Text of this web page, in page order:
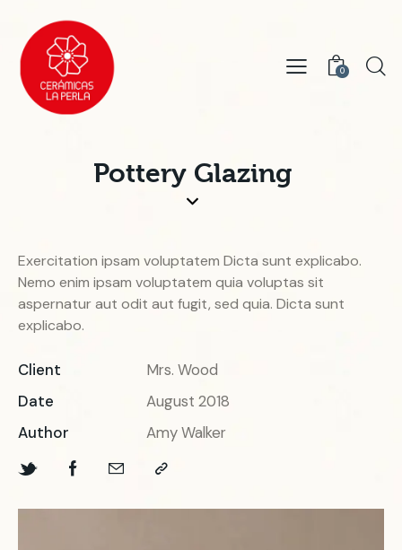
0
Pottery Glazing
Exercitation ipsam voluptatem Dicta sunt explicabo.
Nemo enim ipsam voluptatem quia voluptas sit
aspernatur aut odit aut fugit, sed quia. Dicta sunt
explicabo.
Client
Mrs. Wood
Date
August 2018
Author
Amy Walker